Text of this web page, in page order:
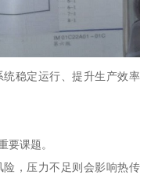
稳定运行、提升生产效率
要课题。
，压力不足则会影响热传